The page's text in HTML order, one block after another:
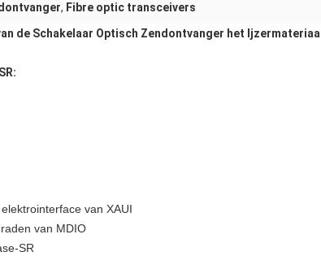
, Fibre optic transceivers
de Schakelaar Optisch Zendontvanger het Ijzermateriaal
SR:
van XAUI
van MDIO
SR